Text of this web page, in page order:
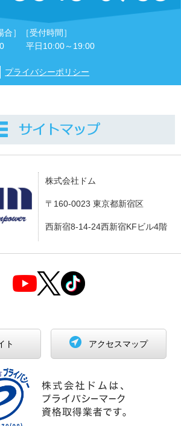
］
［受付時間］
平日10:00～19:00
プライバシーポリシー
株式会社ドム
〒160-0023 東京都新宿区
西新宿8-14-24西新宿KFビル4階
ト アクセスマップ